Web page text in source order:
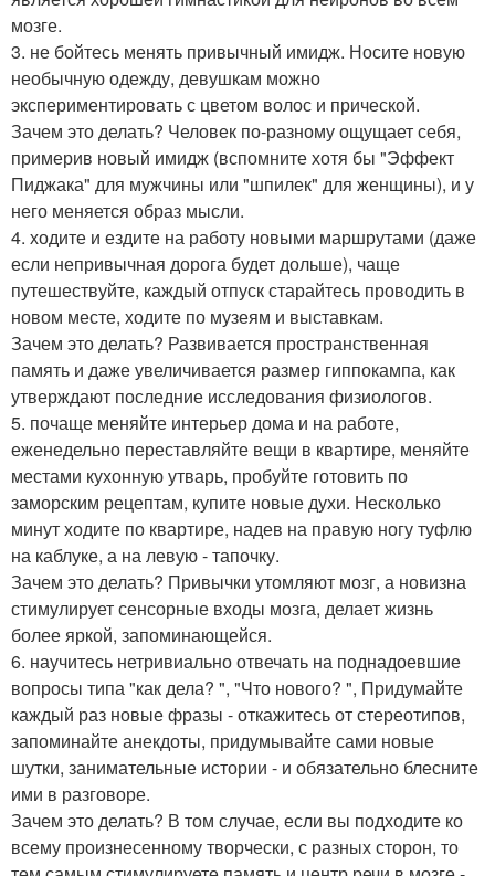
мозге.
3. не бойтесь менять привычный имидж. Носите новую
необычную одежду, девушкам можно
экспериментировать с цветом волос и прической.
Зачем это делать? Человек по-разному ощущает себя,
примерив новый имидж (вспомните хотя бы "Эффект
Пиджака" для мужчины или "шпилек" для женщины), и у
него меняется образ мысли.
4. ходите и ездите на работу новыми маршрутами (даже
если непривычная дорога будет дольше), чаще
путешествуйте, каждый отпуск старайтесь проводить в
новом месте, ходите по музеям и выставкам.
Зачем это делать? Развивается пространственная
память и даже увеличивается размер гиппокампа, как
утверждают последние исследования физиологов.
5. почаще меняйте интерьер дома и на работе,
еженедельно переставляйте вещи в квартире, меняйте
местами кухонную утварь, пробуйте готовить по
заморским рецептам, купите новые духи. Несколько
минут ходите по квартире, надев на правую ногу туфлю
на каблуке, а на левую - тапочку.
Зачем это делать? Привычки утомляют мозг, а новизна
стимулирует сенсорные входы мозга, делает жизнь
более яркой, запоминающейся.
6. научитесь нетривиально отвечать на поднадоевшие
вопросы типа "как дела? ", "Что нового? ", Придумайте
каждый раз новые фразы - откажитесь от стереотипов,
запоминайте анекдоты, придумывайте сами новые
шутки, занимательные истории - и обязательно блесните
ими в разговоре.
Зачем это делать? В том случае, если вы подходите ко
всему произнесенному творчески, с разных сторон, то